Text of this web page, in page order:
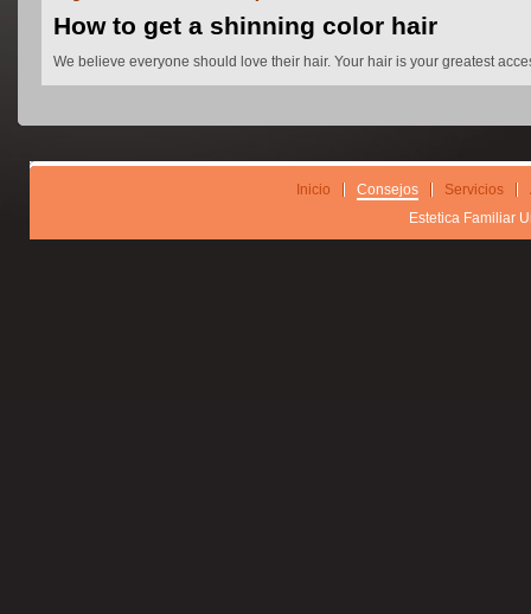
How to get a shinning color hair
We believe everyone should love their hair. Your hair is your greatest
Inicio Consejos Servicios
Estetica Familiar